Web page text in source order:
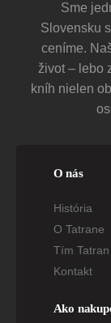
Sme
Slovensku
ceníme.
život – lebo
kníh nielen
O nás
História
O Tatrane
Tím Tatran
Kontakt
Ako